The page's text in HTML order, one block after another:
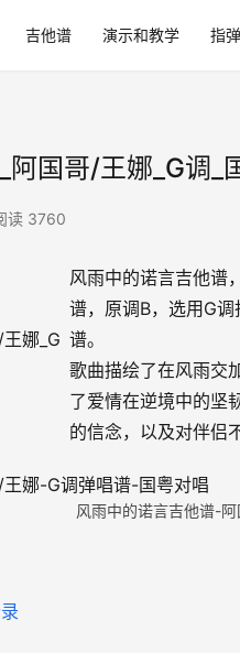
吉他谱 演示和教学 指
国哥/王娜_G调_
读 3760
风雨中的诺言吉他谱
谱，原调B，选用G
谱。
歌曲描绘了在风雨交
了爱情在逆境中的坚
的信念，以及对伴侣
风雨中的诺言吉他谱-